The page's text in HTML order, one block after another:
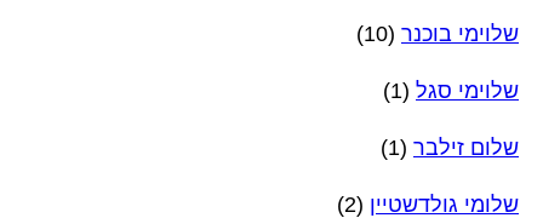
שלוימי בוכנר (10)
שלוימי סגל (1)
שלום זילבר (1)
שלומי גולדשטיין (2)